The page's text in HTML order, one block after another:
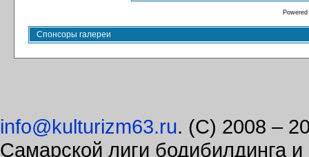
Спонсоры галереи
info@kulturizm63.ru. (C) 2008 –
Самарской лиги бодибилдинга